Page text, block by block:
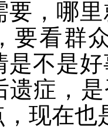
要，哪
要看群
是不是
遗症，
现在也